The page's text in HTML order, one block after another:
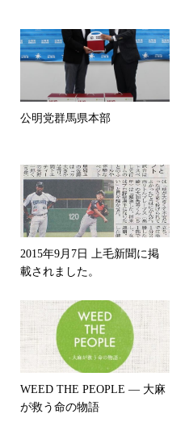
公明党群馬県本部
2015年9月7日 上毛新聞に掲
載されました。
WEED THE PEOPLE — 大麻
が救う命の物語